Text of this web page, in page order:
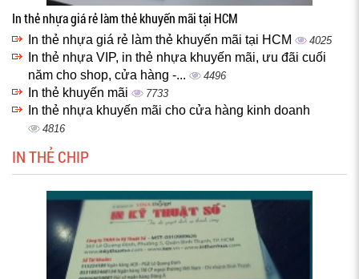
In thẻ nhựa giá rẻ làm thẻ khuyến mãi tại HCM
In thẻ nhựa giá rẻ làm thẻ khuyến mãi tại HCM 4025
In thẻ nhựa VIP, in thẻ nhựa khuyến mãi, ưu đãi cuối
năm cho shop, cửa hàng -...
4496
In thẻ khuyến mãi 7733
In thẻ nhựa khuyến mãi cho cửa hàng kinh doanh
4816
IN THẺ CHIP